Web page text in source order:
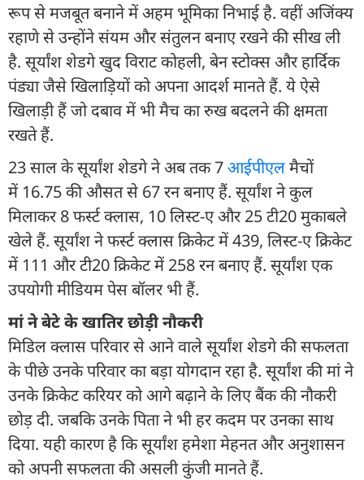
रूप से मजबूत बनाने में अहम भूमिका निभाई है. वहीं अजिंक्य
रहाणे से उन्होंने संयम और संतुलन बनाए रखने की सीख ली
है. सूर्यांश शेडगे खुद विराट कोहली, बेन स्टोक्स और हार्दिक
पंड्या जैसे खिलाड़ियों को अपना आदर्श मानते हैं. ये ऐसे
खिलाड़ी हैं जो दबाव में भी मैच का रुख बदलने की क्षमता
रखते हैं.
23 साल के सूर्यांश शेडगे ने अब तक 7आईपीएलमैचों
में 16.75 की औसत से 67 रन बनाए हैं. सूर्यांश ने कुल
मिलाकर 8 फर्स्ट क्लास, 10 लिस्ट-ए और 25 टी20 मुकाबले
खेले हैं. सूर्यांश ने फर्स्ट क्लास क्रिकेट में 439, लिस्ट-ए क्रिकेट
में 111 और टी20 क्रिकेट में 258 रन बनाए हैं. सूर्यांश एक
उपयोगी मीडियम पेस बॉलर भी हैं.
मां ने बेटे के खातिर छोड़ी नौकरी
मिडिल क्लास परिवार से आने वाले सूर्यांश शेडगे की सफलता
के पीछे उनके परिवार का बड़ा योगदान रहा है. सूर्यांश की मां ने
उनके क्रिकेट करियर को आगे बढ़ाने के लिए बैंक की नौकरी
छोड़ दी. जबकि उनके पिता ने भी हर कदम पर उनका साथ
दिया. यही कारण है कि सूर्यांश हमेशा मेहनत और अनुशासन
को अपनी सफलता की असली कुंजी मानते हैं.